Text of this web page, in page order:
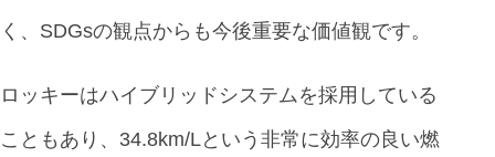
く、SDGsの観点からも今後重要な価値観です。
ロッキーはハイブリッドシステムを採用している
こともあり、34.8km/Lという非常に効率の良い燃